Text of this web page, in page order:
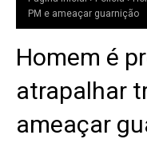
PM e ameaçar guarnição
Homem é
atrapalhar
ameaçar